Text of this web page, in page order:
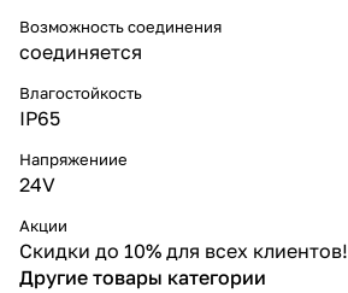
Возможность соединения
соединяется
Влагостойкость
IP65
Напряжениие
24V
Акции
Скидки до 10% для всех клиентов!
Другие товары категории